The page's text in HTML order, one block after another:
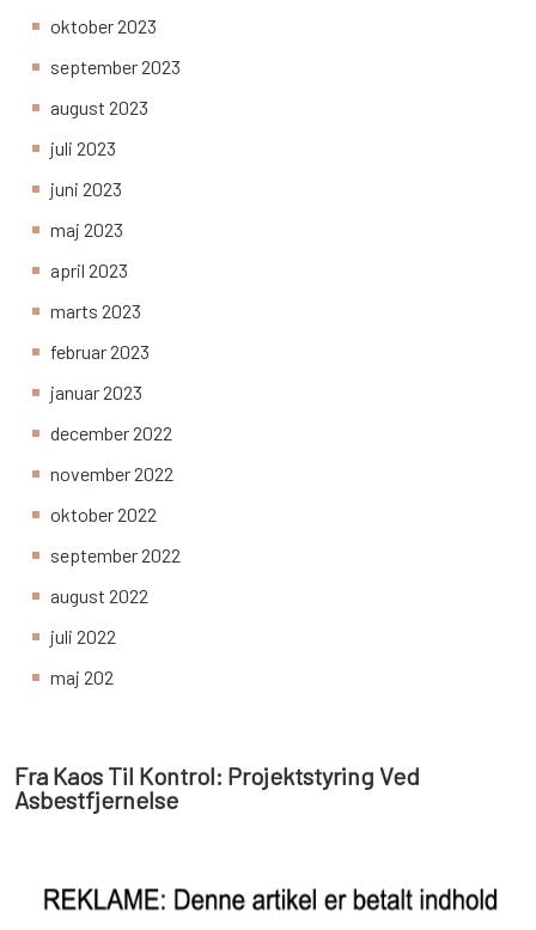
Fra Kaos Til Kontrol: Projektstyring Ved
Asbestfjernelse
oktober 2023
september 2023
august 2023
juli 2023
juni 2023
maj 2023
april 2023
marts 2023
februar 2023
januar 2023
december 2022
november 2022
oktober 2022
september 2022
august 2022
juli 2022
maj 202